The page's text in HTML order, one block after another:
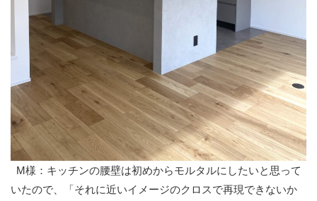
M様：キッチンの腰壁は初めからモルタルにしたいと思って
いたので、「それに近いイメージのクロスで再現できないか